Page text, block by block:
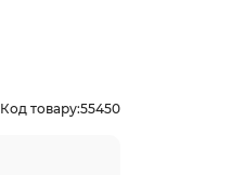
Код товару:55450